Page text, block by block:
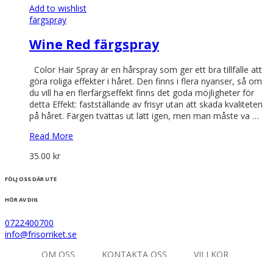
Add to wishlist
färgspray
Wine Red färgspray
Color Hair Spray är en hårspray som ger ett bra tillfälle att
göra roliga effekter i håret. Den finns i flera nyanser, så om
du vill ha en flerfärgseffekt finns det goda möjligheter för
detta Effekt: fastställande av frisyr utan att skada kvaliteten
på håret. Färgen tvättas ut lätt igen, men man måste va …
Read More
35.00 kr
FÖLJ OSS DÄR UTE
HÖR AV DIG
0722400700
info@frisorriket.se
OM OSS
KONTAKTA OSS VILLKOR